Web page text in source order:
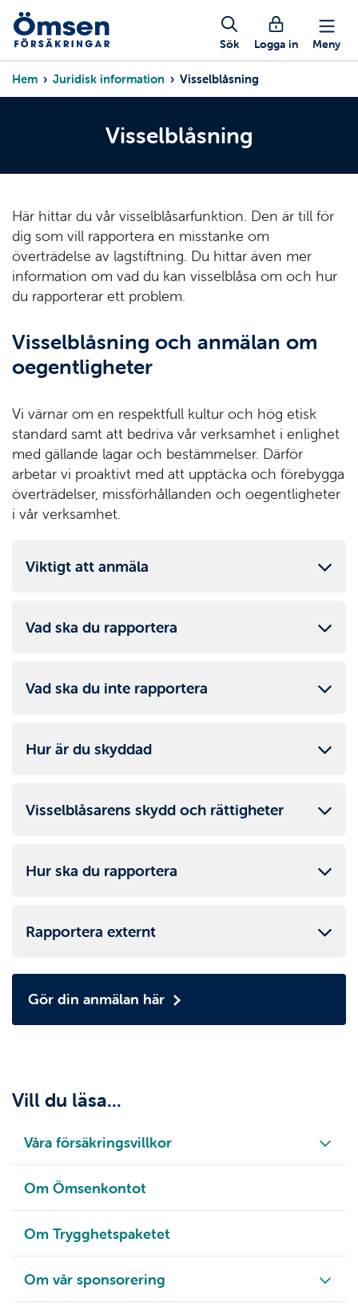
Hoppa
huvudinnehåll
Mobil
knappmeny
Sök Logga in Meny
Länkstig
Hem Juridisk information Visselblåsning
Visselblåsning
Här hittar du vår visselblåsarfunktion. Den är till för
dig som vill rapportera en misstanke om
överträdelse av lagstiftning. Du hittar även mer
information om vad du kan visselblåsa om och hur
du rapporterar ett problem.
Visselblåsning och anmälan om
oegentligheter
Vi värnar om en respektfull kultur och hög etisk
standard samt att bedriva vår verksamhet i enlighet
med gällande lagar och bestämmelser. Därför
arbetar vi proaktivt med att upptäcka och förebygga
överträdelser, missförhållanden och oegentligheter
i vår verksamhet.
Viktigt att anmäla
Vad ska du rapportera
Vad ska du inte rapportera
Hur är du skyddad
Visselblåsarens skydd och rättigheter
Hur ska du rapportera
Rapportera externt
Gör din anmälan här
Vill du läsa...
Våra försäkringsvillkor
Om Ömsenkontot
Om Trygghetspaketet
Om vår sponsorering